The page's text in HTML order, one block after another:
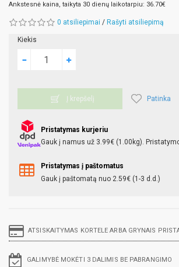
Ankstesnė kaina, taikyta 30 dienų laikotarpiu: 36.70€
0 atsiliepimai / Rašyti atsiliepimą
Kiekis
Į krepšelį Patinka
Pristatymas kurjeriu
Gauk į namus už 3.99€ (1.00kg).
Pristatymas į paštomatus
Gauk į paštomatą nuo 2.59€ (1-3 d.d.)
ATSISKAITYMAS KORTELE ARBA GRYNAIS
GALIMYBĖ MOKĖTI 3 DALIMIS BE PABRANGIMO